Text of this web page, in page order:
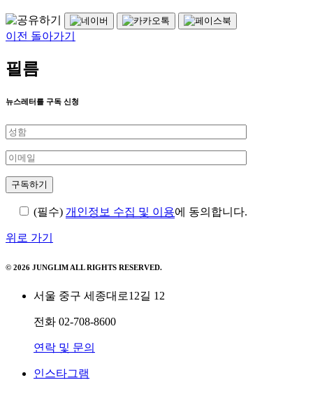
이전 돌아가기
필름
뉴스레터를 구독 신청
(필수) 개인정보 수집 및 이용에 동의합니다.
위로 가기
© 2026 JUNGLIM ALL RIGHTS RESERVED.
서울 중구 세종대로12길 12
전화 02-708-8600
연락 및 문의
인스타그램